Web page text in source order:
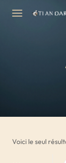
Voici le seul